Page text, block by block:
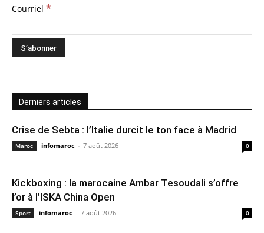
Courriel *
Derniers articles
Crise de Sebta : l’Italie durcit le ton face à Madrid
Maroc infomaroc - 7 août 2026 0
Kickboxing : la marocaine Ambar Tesoudali s’offre
l’or à l’ISKA China Open
Sport infomaroc - 7 août 2026 0